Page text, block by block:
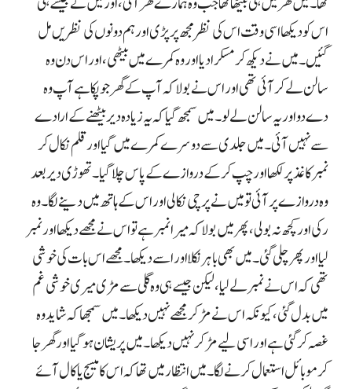
اس کو دیکھا اسی وقت اس کی نظر مجھ پر پڑی اور ہم دونوں کی نظریں مل
گئیں۔ میں نے دیکھ کر مسکرا دیا اور وہ کمرے میں بیٹھی، اور اس دن وہ
سالن لے کر آئی تھی اور اس نے بولا کہ آپ کے گھر جو پکا ہے آپ وہ
دے دو اور یہ سالن لے لو۔ میں سمجھ گیا کہ یہ زیادہ دیر بیٹھنے کے ارادے
سے نہیں آئی۔ میں جلدی سے دوسرے کمرے میں گیا اور قلم نکال کر
نمبر کاغذ پر لکھا اور چپ کر کے دروازے کے پاس چلا گیا۔ تھوڑی دیر بعد
وہ دروازے پر آئی تو میں نے پرچی نکالی اور اس کے ہاتھ میں دینے لگا۔ وہ
رکی اور کچھ نہ بولی، پھر میں بولا کہ میرا نمبر ہے تو اس نے مجھے دیکھا اور نمبر
لیا اور پھر چلی گئی۔ میں بھی باہر نکلا اور اسے دیکھا۔ مجھے اس بات کی خوشی
تھی کہ اس نے نمبر لے لیا، لیکن جیسے ہی وہ گلی سے مڑی میری خوشی غم
میں بدل گئی، کیونکہ اس نے مڑ کر مجھے نہیں دیکھا۔ میں سمجھا کہ شاید وہ
غصہ کر گئی ہے اور اسی لیے مڑ کر نہیں دیکھا۔ میں پریشان ہو گیا اور گھر جا
کر موبائل استعمال کرنے لگا۔ میں انتظار میں تھا کہ اس کا میسج یا کال آئے